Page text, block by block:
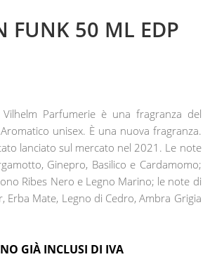
FUNK 50 ML EDP
Vilhelm Parfumerie è una fragranza del
unisex. È una nuova fragranza.
lanciato sul mercato nel 2021. Le note
Ginepro, Basilico e Cardamomo;
Ribes Nero e Legno Marino; le note di
Erba Mate, Legno di Cedro, Ambra Grigia
GIÀ INCLUSI DI IVA